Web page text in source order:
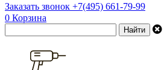
Заказать звонок +7(495) 661-79-99
0 Корзина